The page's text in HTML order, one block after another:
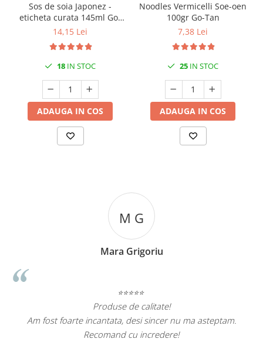
Sos de soia Japonez -
eticheta curata 145ml Go-
Tan
14,15 Lei
18 IN STOC
ADAUGA IN COS
Noodles Vermicelli Soe-oen
100gr Go-Tan
7,38 Lei
25 IN STOC
ADAUGA IN COS
M G
Mara Grigoriu
⭐⭐⭐⭐⭐
Produse de calitate!
Am fost foarte incantata, desi sincer nu ma asteptam.
Recomand cu incredere!